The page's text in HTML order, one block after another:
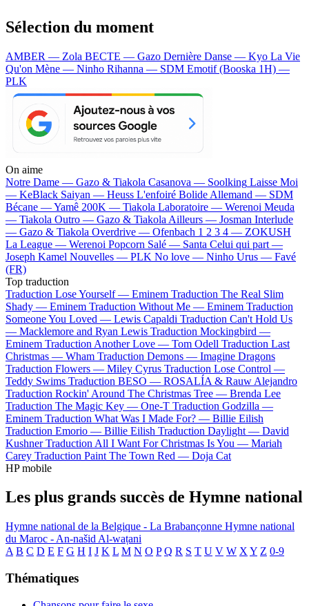
Sélection du moment
AMBER — Zola BECTE — Gazo Dernière Danse — Kyo La Vie
Qu'on Mène — Ninho Rihanna — SDM Emotif (Booska 1H) —
PLK
On aime
Notre Dame — Gazo & Tiakola Casanova — Soolking Laisse Moi
— KeBlack Saiyan — Heuss L'enfoiré Bolide Allemand — SDM
Bécane —Yamê 200K — Tiakola Laboratoire — Werenoi Meuda
— Tiakola Outro — Gazo & Tiakola Ailleurs — Josman Interlude
— Gazo & Tiakola Overdrive — Ofenbach 1 2 3 4 — ZOKUSH
La League — Werenoi Popcorn Salé — Santa Celui qui part —
Joseph Kamel Nouvelles — PLK No love — Ninho Urus — Favé
(FR)
Top traduction
Traduction Lose Yourself — Eminem Traduction The Real Slim
Shady — Eminem Traduction Without Me — Eminem Traduction
Someone You Loved — Lewis Capaldi Traduction Can't Hold Us
— Macklemore and Ryan Lewis Traduction Mockingbird —
Eminem Traduction Another Love — Tom Odell Traduction Last
Christmas — Wham Traduction Demons — Imagine Dragons
Traduction Flowers — Miley Cyrus Traduction Lose Control —
Teddy Swims Traduction BESO — ROSALÍA & Rauw Alejandro
Traduction Rockin' Around The Christmas Tree — Brenda Lee
Traduction The Magic Key — One-T Traduction Godzilla —
Eminem Traduction What Was I Made For? — Billie Eilish
Traduction Emorio — Billie Eilish Traduction Daylight — David
Kushner Traduction All I Want For Christmas Is You — Mariah
Carey Traduction Paint The Town Red — Doja Cat
HP mobile
Les plus grands succès de Hymne national
Hymne national de la Belgique - La Brabançonne Hymne national
du Maroc - An-našid Al-waṭani
A B C D E F G H I J K L M N O P Q R S T U V W X Y Z 0-9
Thématiques